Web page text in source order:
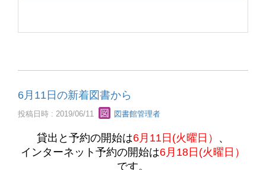
6月11日の新着図書から
投稿日時 : 2019/06/11 図書館管理者
貸出と予約の開始は6月11日(火曜日） 、
インターネット予約の開始は6月18日(火曜日）
です。